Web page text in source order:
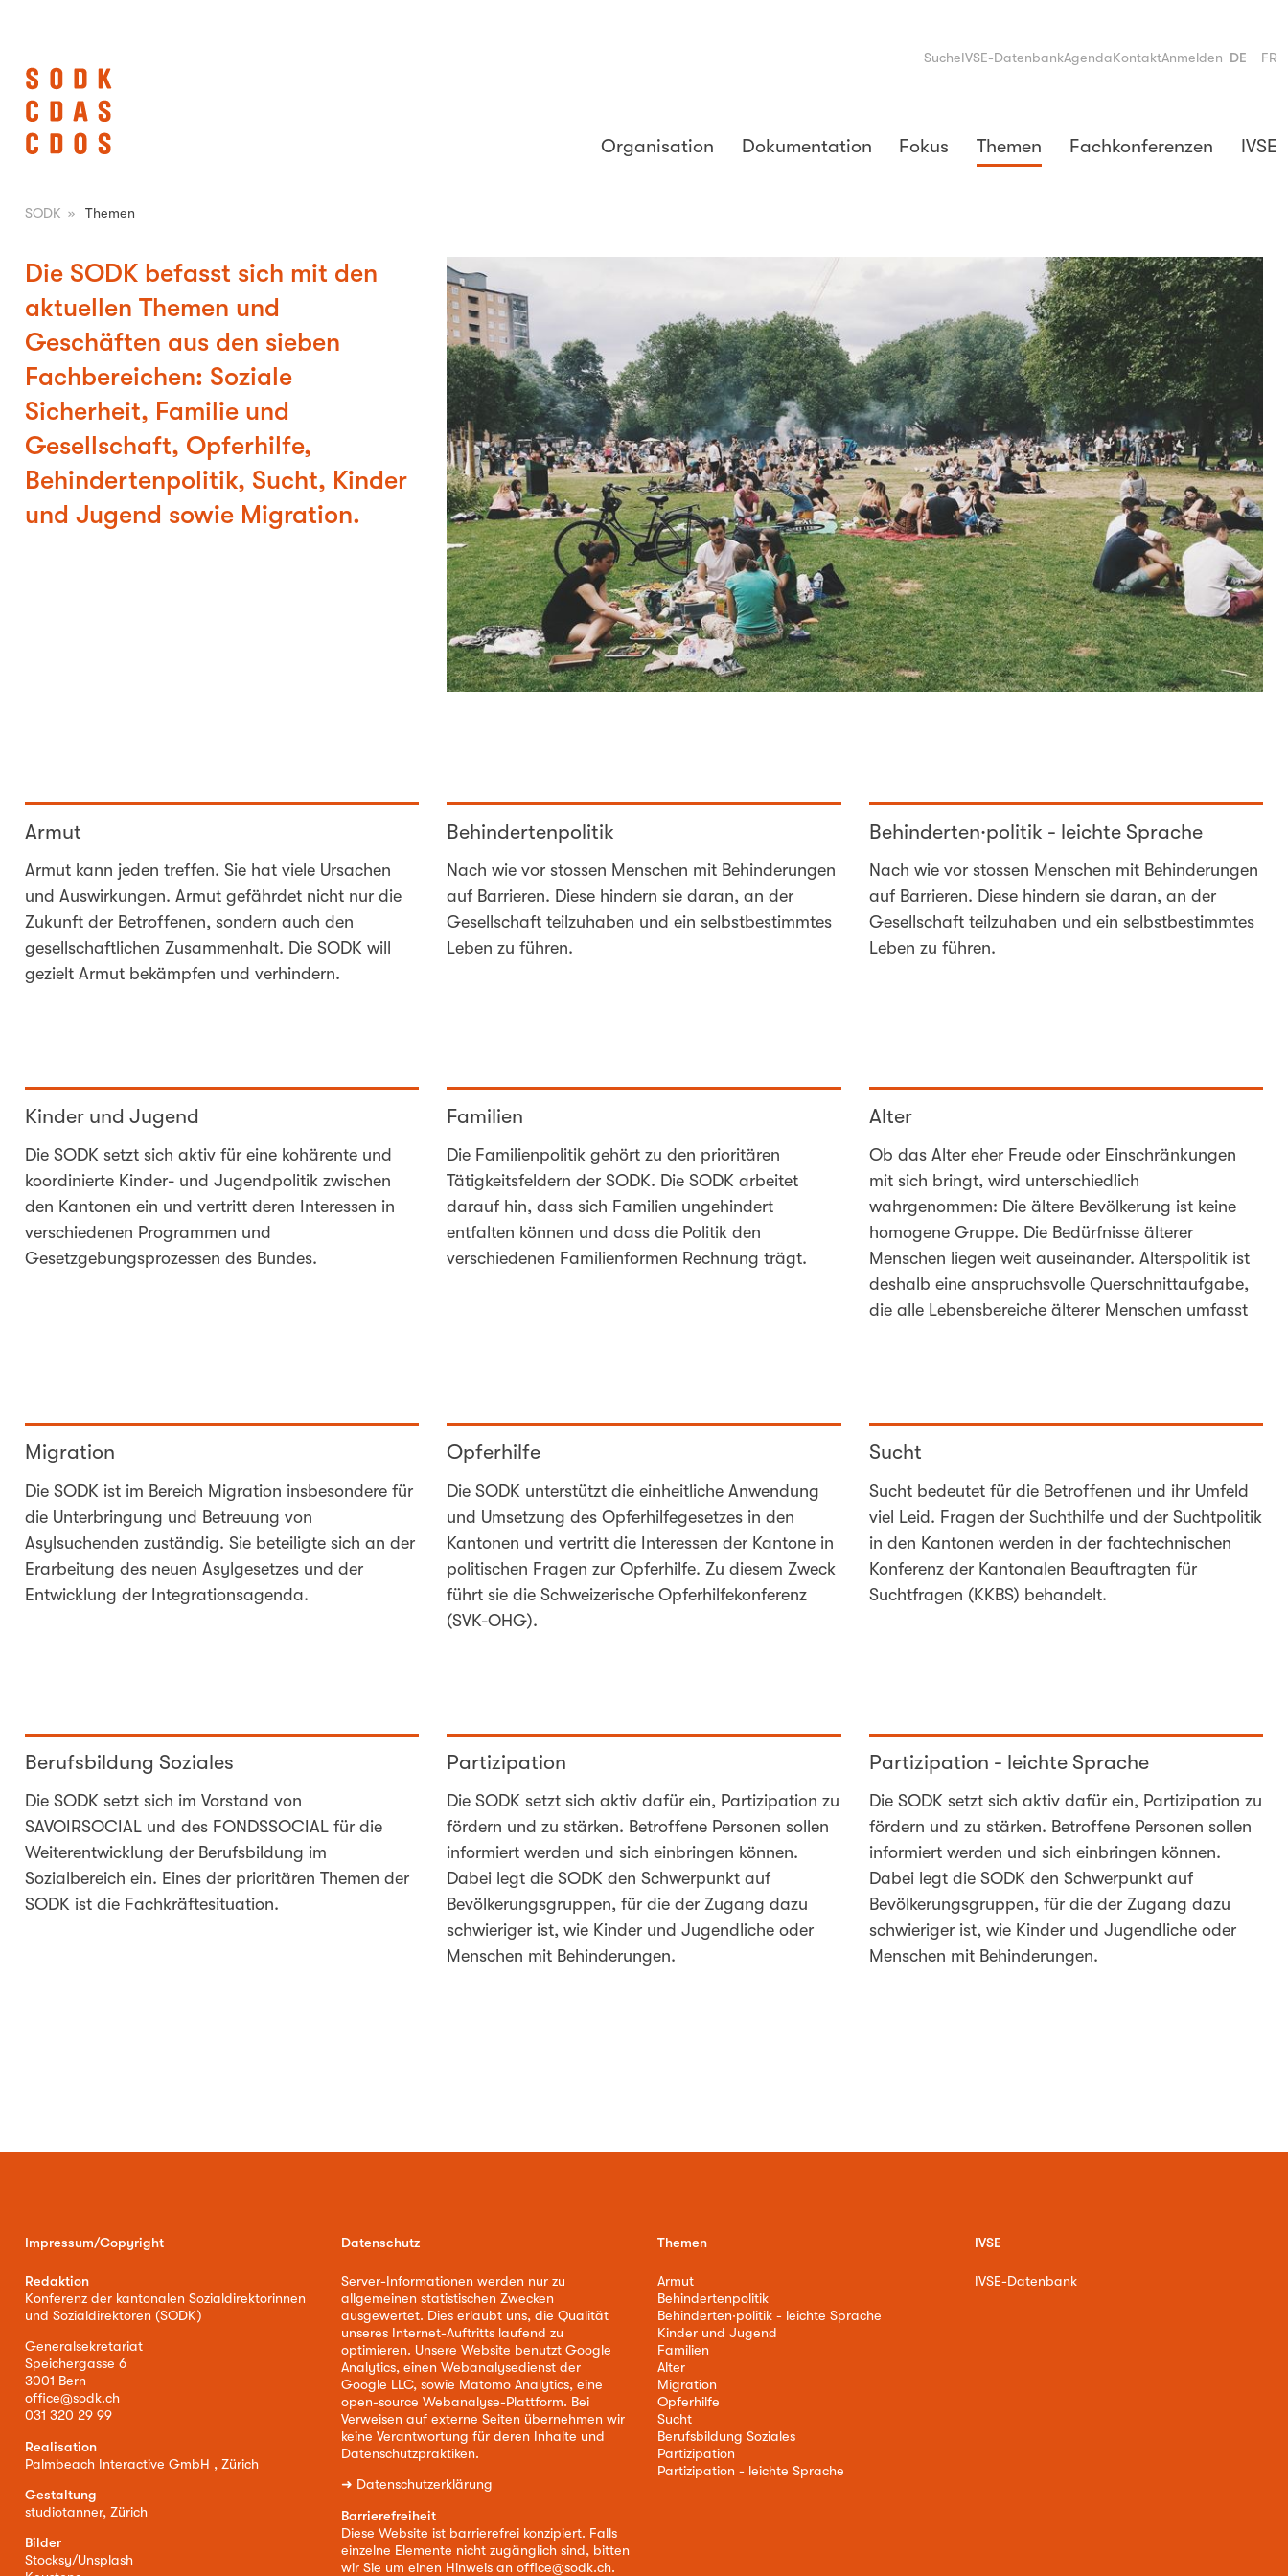
SucheIVSE-DatenbankAgendaKontaktAnmelden DE FR
Organisation Dokumentation Fokus Themen Fachkonferenzen IVSE
SODK » Themen
Die SODK befasst sich mit den
aktuellen Themen und
Geschäften aus den sieben
Fachbereichen: Soziale
Sicherheit, Familie und
Gesellschaft, Opferhilfe,
Behindertenpolitik, Sucht, Kinder
und Jugend sowie Migration.
Armut
Armut kann jeden treffen. Sie hat viele Ursachen
und Auswirkungen. Armut gefährdet nicht nur die
Zukunft der Betroffenen, sondern auch den
gesellschaftlichen Zusammenhalt. Die SODK will
gezielt Armut bekämpfen und verhindern.
Behindertenpolitik
Nach wie vor stossen Menschen mit Behinderungen
auf Barrieren. Diese hindern sie daran, an der
Gesellschaft teilzuhaben und ein selbstbestimmtes
Leben zu führen.
Behinderten·politik - leichte Sprache
Nach wie vor stossen Menschen mit Behinderungen
auf Barrieren. Diese hindern sie daran, an der
Gesellschaft teilzuhaben und ein selbstbestimmtes
Leben zu führen.
Kinder und Jugend
Die SODK setzt sich aktiv für eine kohärente und
koordinierte Kinder- und Jugendpolitik zwischen
den Kantonen ein und vertritt deren Interessen in
verschiedenen Programmen und
Gesetzgebungsprozessen des Bundes.
Familien
Die Familienpolitik gehört zu den prioritären
Tätigkeitsfeldern der SODK. Die SODK arbeitet
darauf hin, dass sich Familien ungehindert
entfalten können und dass die Politik den
verschiedenen Familienformen Rechnung trägt.
Alter
Ob das Alter eher Freude oder Einschränkungen
mit sich bringt, wird unterschiedlich
wahrgenommen: Die ältere Bevölkerung ist keine
homogene Gruppe. Die Bedürfnisse älterer
Menschen liegen weit auseinander. Alterspolitik ist
deshalb eine anspruchsvolle Querschnittaufgabe,
die alle Lebensbereiche älterer Menschen umfasst
Migration
Die SODK ist im Bereich Migration insbesondere für
die Unterbringung und Betreuung von
Asylsuchenden zuständig. Sie beteiligte sich an der
Erarbeitung des neuen Asylgesetzes und der
Entwicklung der Integrationsagenda.
Opferhilfe
Die SODK unterstützt die einheitliche Anwendung
und Umsetzung des Opferhilfegesetzes in den
Kantonen und vertritt die Interessen der Kantone in
politischen Fragen zur Opferhilfe. Zu diesem Zweck
führt sie die Schweizerische Opferhilfekonferenz
(SVK-OHG).
Sucht
Sucht bedeutet für die Betroffenen und ihr Umfeld
viel Leid. Fragen der Suchthilfe und der Suchtpolitik
in den Kantonen werden in der fachtechnischen
Konferenz der Kantonalen Beauftragten für
Suchtfragen (KKBS) behandelt.
Berufsbildung Soziales
Die SODK setzt sich im Vorstand von
SAVOIRSOCIAL und des FONDSSOCIAL für die
Weiterentwicklung der Berufsbildung im
Sozialbereich ein. Eines der prioritären Themen der
SODK ist die Fachkräftesituation.
Partizipation
Die SODK setzt sich aktiv dafür ein, Partizipation zu
fördern und zu stärken. Betroffene Personen sollen
informiert werden und sich einbringen können.
Dabei legt die SODK den Schwerpunkt auf
Bevölkerungsgruppen, für die der Zugang dazu
schwieriger ist, wie Kinder und Jugendliche oder
Menschen mit Behinderungen.
Partizipation - leichte Sprache
Die SODK setzt sich aktiv dafür ein, Partizipation zu
fördern und zu stärken. Betroffene Personen sollen
informiert werden und sich einbringen können.
Dabei legt die SODK den Schwerpunkt auf
Bevölkerungsgruppen, für die der Zugang dazu
schwieriger ist, wie Kinder und Jugendliche oder
Menschen mit Behinderungen.
Impressum/Copyright
Redaktion
Konferenz der kantonalen Sozialdirektorinnen
und Sozialdirektoren (SODK)
Generalsekretariat
Speichergasse 6
3001 Bern
office@sodk.ch
031 320 29 99
Realisation
Palmbeach Interactive GmbH , Zürich
Gestaltung
studiotanner, Zürich
Bilder
Stocksy/Unsplash
Datenschutz
Server-Informationen werden nur zu
allgemeinen statistischen Zwecken
ausgewertet. Dies erlaubt uns, die Qualität
unseres Internet-Auftritts laufend zu
optimieren. Unsere Website benutzt Google
Analytics, einen Webanalysedienst der
Google LLC, sowie Matomo Analytics, eine
open-source Webanalyse-Plattform. Bei
Verweisen auf externe Seiten übernehmen wir
keine Verantwortung für deren Inhalte und
Datenschutzpraktiken.
➜ Datenschutzerklärung
Barrierefreiheit
Diese Website ist barrierefrei konzipiert. Falls
einzelne Elemente nicht zugänglich sind, bitten
wir Sie um einen Hinweis anoffice@sodk.ch.
Themen
Armut
Behindertenpolitik
Behinderten·politik - leichte Sprache
Kinder und Jugend
Familien
Alter
Migration
Opferhilfe
Sucht
Berufsbildung Soziales
Partizipation
Partizipation - leichte Sprache
IVSE
IVSE-Datenbank